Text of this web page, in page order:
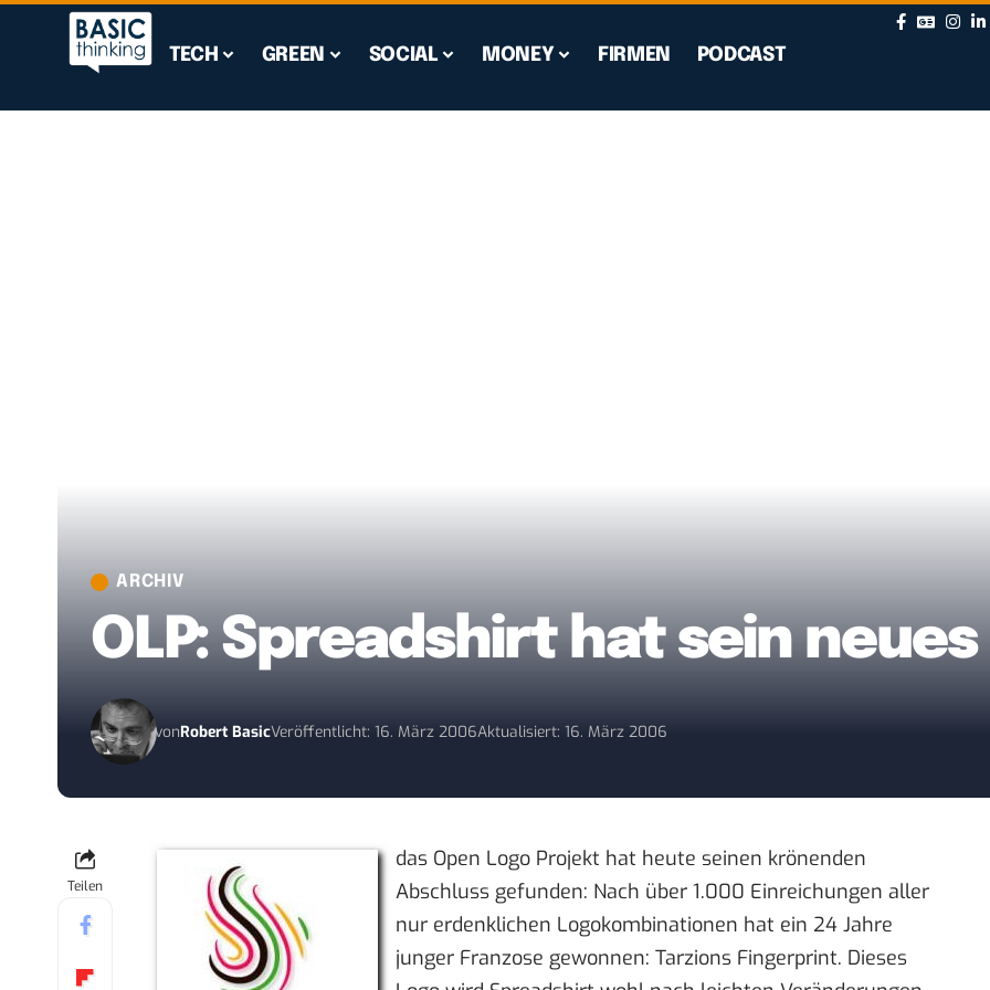
TECH GREEN SOCIAL MONEY FIRMEN PODCAST
ARCHIV
OLP: Spreadshirt hat sein neues
vonRobert BasicVeröffentlicht: 16. März 2006Aktualisiert: 16. März 2006
Teilen
das Open Logo Projekt hat heute seinen krönenden
Abschluss gefunden: Nach über 1.000 Einreichungen aller
nur erdenklichen Logokombinationen hat ein 24 Jahre
junger Franzose gewonnen: Tarzions Fingerprint. Dieses